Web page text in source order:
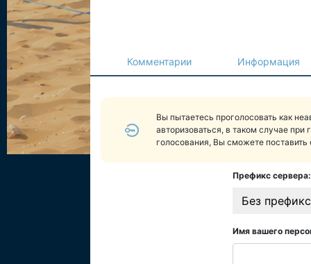
Комментарии Информация
Вы пытаетесь проголосовать как
авторизоваться, в таком случае при
голосования, Вы сможете поставить
Префикс сервера:
Без
Имя вашего